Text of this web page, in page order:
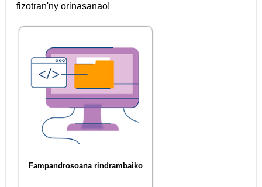
fizotran'ny orinasanao!
Fampandrosoana rindrambaiko